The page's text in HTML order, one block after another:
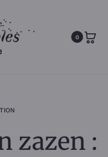
0
zazen :